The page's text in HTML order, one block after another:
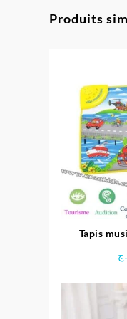
Produits
Tapis